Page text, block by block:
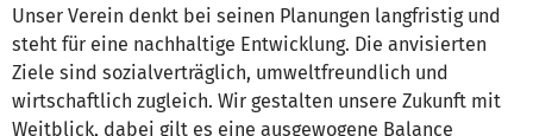
Unser Verein denkt bei seinen Planungen langfristig und
steht für eine nachhaltige Entwicklung. Die anvisierten
Ziele sind sozialverträglich, umweltfreundlich und
wirtschaftlich zugleich. Wir gestalten unsere Zukunft mit
Weitblick, dabei gilt es eine ausgewogene Balance